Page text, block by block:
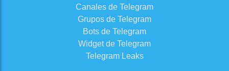
Canales de Telegram
Grupos de Telegram
Bots de Telegram
Widget de Telegram
Telegram Leaks